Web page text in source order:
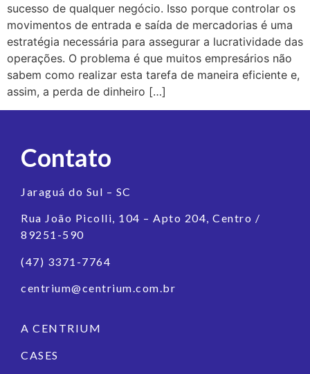
sucesso de qualquer negócio. Isso porque controlar os
movimentos de entrada e saída de mercadorias é uma
estratégia necessária para assegurar a lucratividade das
operações. O problema é que muitos empresários não
sabem como realizar esta tarefa de maneira eficiente e,
assim, a perda de dinheiro […]
Contato
Jaraguá do Sul – SC
Rua João Picolli, 104 – Apto 204, Centro /
89251-590
(47) 3371-7764
centrium@centrium.com.br
A CENTRIUM
CASES